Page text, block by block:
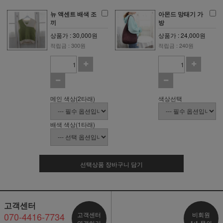
뉴 액센트 배색 조
끼
상품가 : 30,000원
적립금 : 300원
메인 색상(2타래)
배색 색상(1타래)
아몬드 망태기 가
방
상품가 : 24,000원
적립금 : 240원
색상선택
선택상품 장바구니 담기
고객센터
070-4416-7734
고객센터
비회원